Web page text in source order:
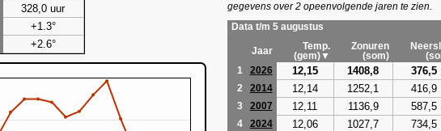
328,0 uur
+1.3°
+2.6°
gegevens over 2 opeenvolgende jaren te zien.
Data t/m 5 augustus
Jaar
Temp.
(gem)▼
Zonuren
(som)
1
2026 12,15 1408,8 376,5
2 2014 12,14 1252,1 416,9
3 2007 12,11 1136,9 587,5
4 2024 12,06 1027,7 734,5